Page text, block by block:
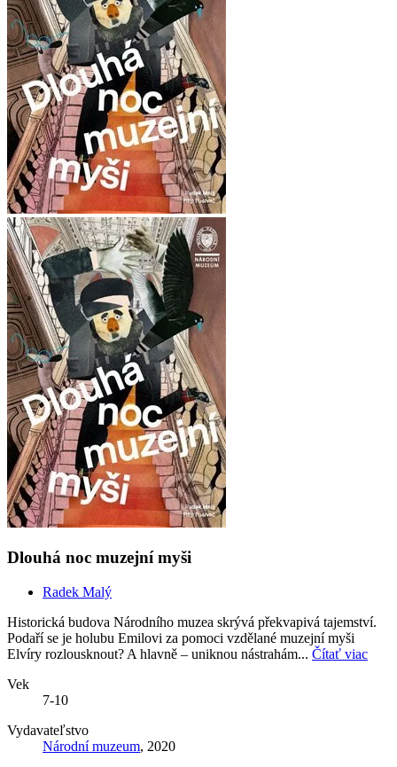
Dlouhá noc muzejní myši
Radek Malý
Historická budova Národního muzea skrývá překvapivá tajemství.
Podaří se je holubu Emilovi za pomoci vzdělané muzejní myši
Elvíry rozlousknout? A hlavně – uniknou nástrahám... Čítať viac
Vek
7-10
Vydavateľstvo
Národní muzeum, 2020